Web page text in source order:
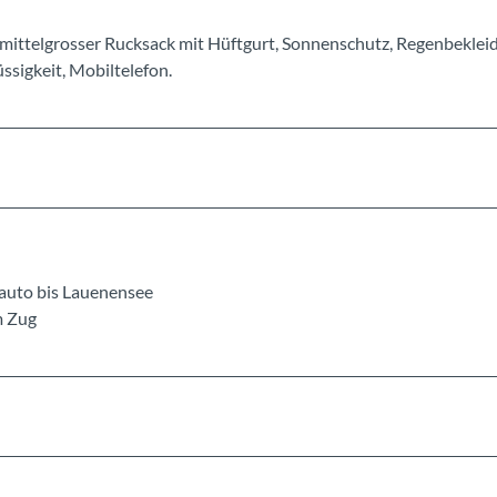
Rucksack mit Hüftgurt, Sonnenschutz,
Mobiltelefon.
bis Lauenensee
Zug